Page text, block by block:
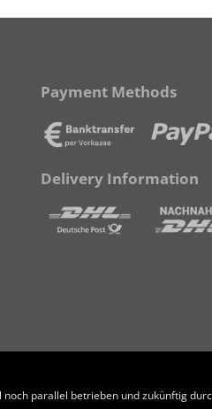
Payment Methods
Delivery Information
parallel betrieben und zukünftig